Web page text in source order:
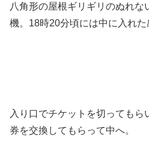
八角形の屋根ギリギリのぬれな
機。18時20分頃には中に入れた
入り口でチケットを切っても
券を交換してもらって中へ。